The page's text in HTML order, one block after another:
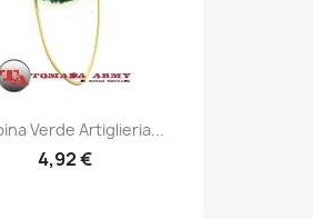
Anteprima
Verde Artiglieria...
4,92 €